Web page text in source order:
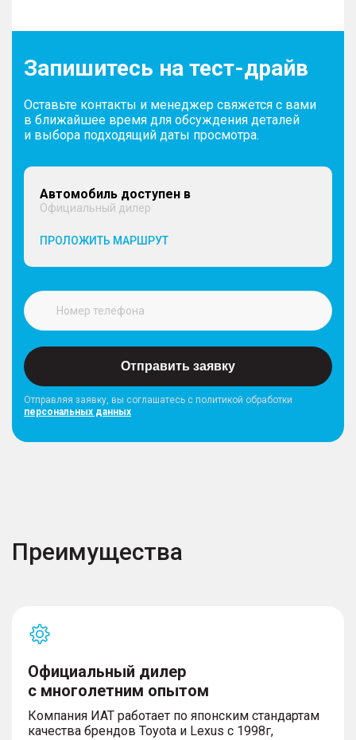
Запишитесь на тест-драйв
Оставьте контакты и менеджер свяжется с вами
в ближайшее время для обсуждения деталей
и выбора подходящий даты просмотра.
Автомобиль доступен в
Официальный дилер
ПРОЛОЖИТЬ МАРШРУТ
Отправить заявку
Отправляя заявку, вы соглашатесь с политикой обработки
персональных данных
Преимущества
Официальный дилер
с многолетним опытом
Компания ИАТ работает по японским стандартам
качества брендов Toyota и Lexus с 1998г,